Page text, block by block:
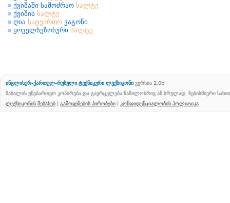
ქვიშაში სამოძრაო სალტე
ქვიშის სალტე
ღია სატვირთო ვაგონი
ყოველსეზონური სალტე
ინგლისურ-ქართულ-რუსული ტექნიკური ლექსიკონი ვერსია 2.0b
მასალის უნებართვო კოპირება და გავრცელება ნაწილობრივ ან სრულად, ნებისმიერი
ლექსიკონის შესახებ | გამოყენების პირობები | კონფიდენციალობის პოლიტიკა